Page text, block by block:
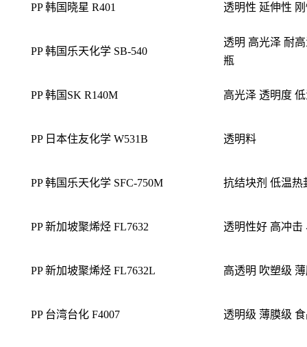
PP 韩国晓星 R401 透明性 延伸性
PP 韩国乐天化学 SB-540
透明 高光泽 耐
瓶
PP 韩国SK R140M 高光泽 透明度
PP 日本住友化学 W531B 透明料
PP 韩国乐天化学 SFC-750M 抗结块剂 低温热
PP 新加坡聚烯烃 FL7632 透明性好 高冲击
PP 新加坡聚烯烃 FL7632L 高透明 吹塑级
PP 台湾台化 F4007 透明级 薄膜级